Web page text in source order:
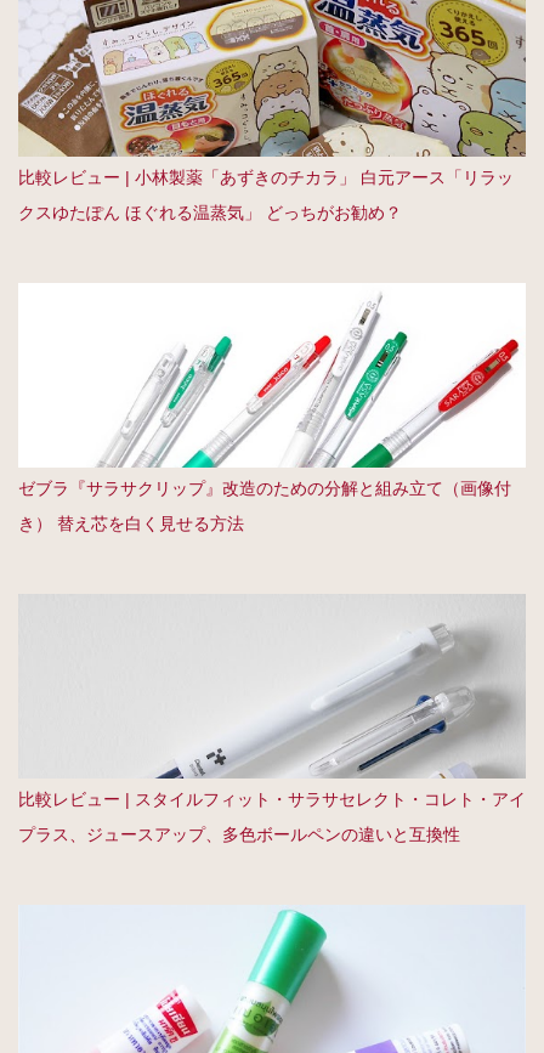
比較レビュー | 小林製薬「あずきのチカラ」 白元アース「リラッ
クスゆたぽん ほぐれる温蒸気」 どっちがお勧め？
ゼブラ『サラサクリップ』改造のための分解と組み立て（画像付
き） 替え芯を白く見せる方法
比較レビュー | スタイルフィット・サラサセレクト・コレト・アイ
プラス、ジュースアップ、多色ボールペンの違いと互換性